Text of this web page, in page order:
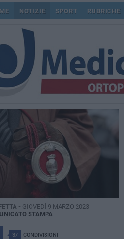
NOTIZIE SPORT RUBRICHE
- GIOVEDÌ 9 MARZO 2023
STAMPA
37 CONDIVISIONI